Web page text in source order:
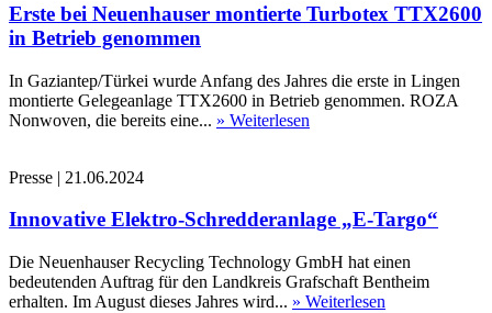
Erste bei Neuenhauser montierte Turbotex TTX2600
in Betrieb genommen
In Gaziantep/Türkei wurde Anfang des Jahres die erste in Lingen
montierte Gelegeanlage TTX2600 in Betrieb genommen. ROZA
Nonwoven, die bereits eine... » Weiterlesen
Presse | 21.06.2024
Innovative Elektro-Schredderanlage „E-Targo“
Die Neuenhauser Recycling Technology GmbH hat einen
bedeutenden Auftrag für den Landkreis Grafschaft Bentheim
erhalten. Im August dieses Jahres wird... » Weiterlesen